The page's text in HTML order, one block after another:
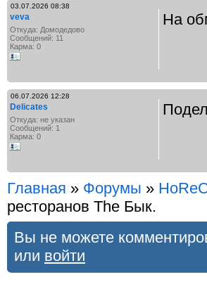
03.07.2026 08:38
veva
Откуда: Домодедово
Сообщений: 11
Карма: 0
На
06.07.2026 12:28
Delicates
Откуда: не указан
Сообщений: 1
Карма: 0
Главная » Форумы »
ресторанов The Бык.
Вы не можете
или войти